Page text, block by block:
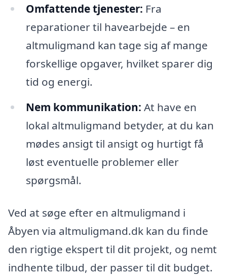
Omfattende tjenester: Fra
reparationer til havearbejde – en
altmuligmand kan tage sig af mange
forskellige opgaver, hvilket sparer dig
tid og energi.
Nem kommunikation: At have en
lokal altmuligmand betyder, at du kan
mødes ansigt til ansigt og hurtigt få
løst eventuelle problemer eller
spørgsmål.
Ved at søge efter en altmuligmand i
Åbyen via altmuligmand.dk kan du finde
den rigtige ekspert til dit projekt, og nemt
indhente tilbud, der passer til dit budget.